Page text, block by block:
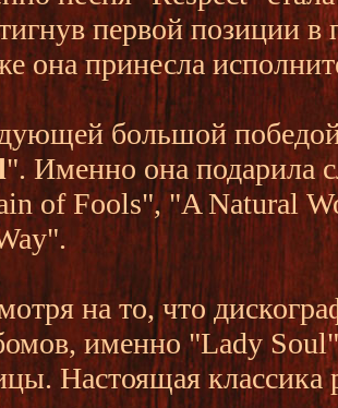
первой позиции
она принесла
большой
". Именно она подарила
of Fools", "A Natural
на то, что
именно "Lady
Настоящая